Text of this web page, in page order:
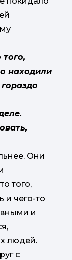
находили
Они
того,
и чего-то
и
людей.
с